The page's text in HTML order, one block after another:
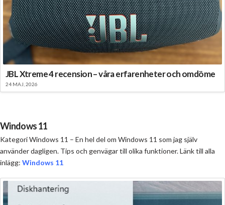
JBL Xtreme 4 recension – våra erfarenheter och omdöme
24 MAJ, 2026
Windows 11
Kategori Windows 11 – En hel del om Windows 11 som jag själv
använder dagligen. Tips och genvägar till olika funktioner. Länk till alla
inlägg: Windows 11